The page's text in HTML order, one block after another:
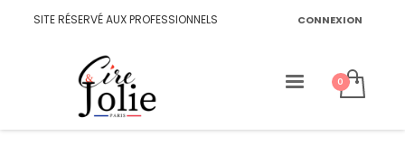
SITE RÉSERVÉ AUX PROFESSIONNELS CONNEXION